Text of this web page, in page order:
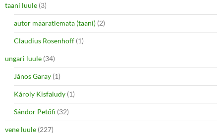
taani luule (3)
autor määratlemata (taani) (2)
Claudius Rosenhoff (1)
ungari luule (34)
János Garay (1)
Károly Kisfaludy (1)
Sándor Petőfi (32)
vene luule (227)